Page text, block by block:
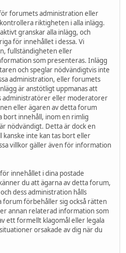
forumets administration eller
riktigheten i alla inlägg.
granskar alla inlägg, och
för innehållet i dessa. Vi
fullständigheten eller
som presenteras. Inlägg
och speglar nödvändigtvis inte
administration, eller forumets
är anstötligt uppmanas att
administratörer eller moderatorer
eller ägaren av detta forum
innehåll, inom en rimlig
nödvändigt. Detta är dock en
kanske inte kan tas bort eller
villkor gäller även för information
innehållet i dina postade
du att ägarna av detta forum,
dess administration hålls
forum förbehåller sig också rätten
annan relaterad information som
ett formellt klagomål eller legala
orsakade av dig när du